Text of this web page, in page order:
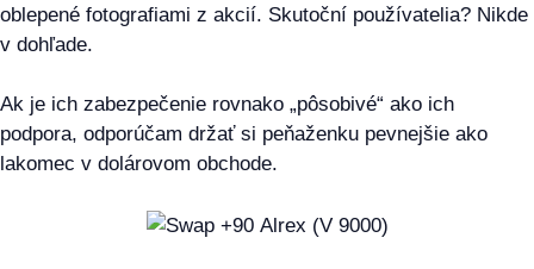
oblepené fotografiami z akcií. Skutoční používatelia? Nikde
v dohľade.
Ak je ich zabezpečenie rovnako „pôsobivé“ ako ich
podpora, odporúčam držať si peňaženku pevnejšie ako
lakomec v dolárovom obchode.